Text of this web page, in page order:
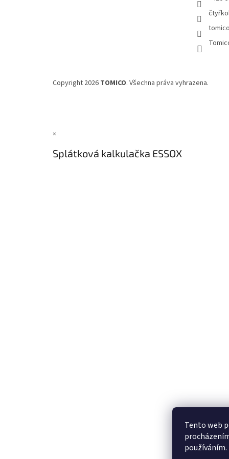
Tento web
používáním.
Copyright 2026 TOMICO. Všechna práva vyhrazena.
×
Splátková kalkulačka ESSOX